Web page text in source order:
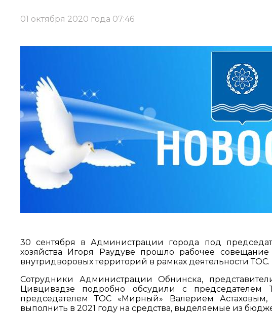
01 октября 2020 года 07:46
30 сентября в Администрации города под
хозяйства Игоря Раудуве прошло рабочее
внутридворовых территорий в рамках деятельности ТОС.
Сотрудники Администрации Обнинска,
Цивцивадзе подробно обсудили с
председателем ТОС «Мирный» Валерием Астаховым,
выполнить в 2021 году на средства, выделяемые из